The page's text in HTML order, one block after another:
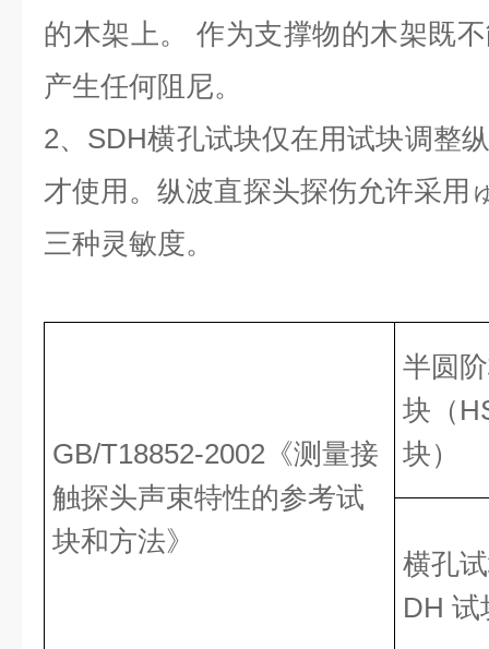
的木架上。 作为支撑物的木架既
产生任何阻尼。
2、 SDH横孔试块仅在用试块调整
才使用。纵波直探头探伤允许采用
三种灵敏度。
GB/T18852-2002《测量接
触探头声束特性的参考试
块和方法》
半圆
块（
块）
横孔
DH 试